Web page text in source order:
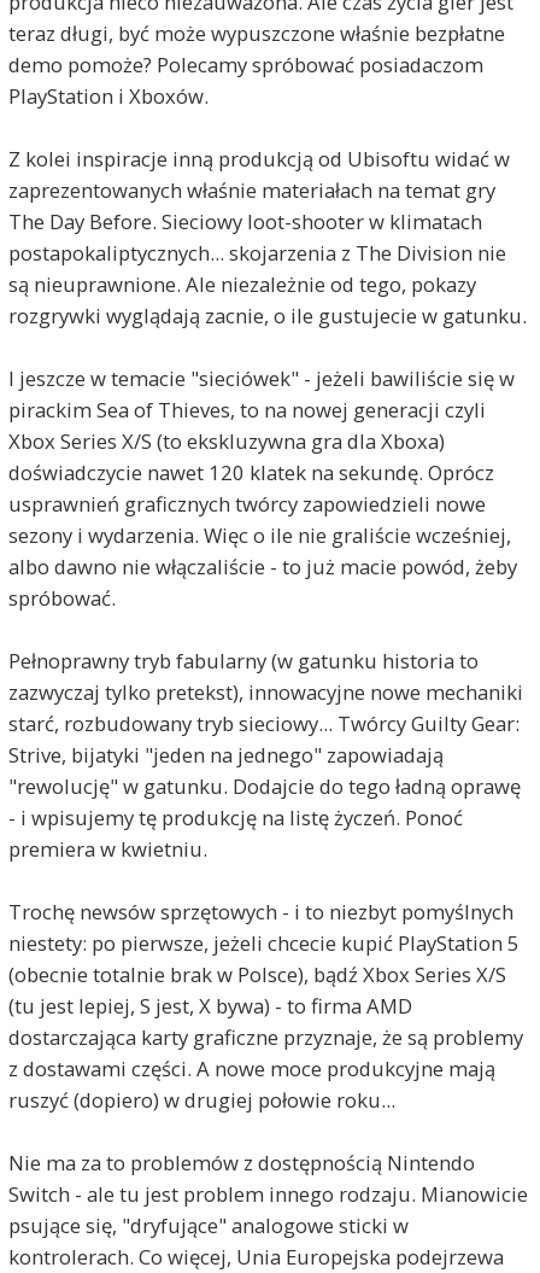
teraz długi, być może wypuszczone właśnie bezpłatne
demo pomoże? Polecamy spróbować posiadaczom
PlayStation i Xboxów.
Z kolei inspiracje inną produkcją od Ubisoftu widać w
zaprezentowanych właśnie materiałach na temat gry
The Day Before. Sieciowy loot-shooter w klimatach
postapokaliptycznych... skojarzenia z The Division nie
są nieuprawnione. Ale niezależnie od tego, pokazy
rozgrywki wyglądają zacnie, o ile gustujecie w gatunku.
I jeszcze w temacie "sieciówek" - jeżeli bawiliście się w
pirackim Sea of Thieves, to na nowej generacji czyli
Xbox Series X/S (to ekskluzywna gra dla Xboxa)
doświadczycie nawet 120 klatek na sekundę. Oprócz
usprawnień graficznych twórcy zapowiedzieli nowe
sezony i wydarzenia. Więc o ile nie graliście wcześniej,
albo dawno nie włączaliście - to już macie powód, żeby
spróbować.
Pełnoprawny tryb fabularny (w gatunku historia to
zazwyczaj tylko pretekst), innowacyjne nowe mechaniki
starć, rozbudowany tryb sieciowy... Twórcy Guilty Gear:
Strive, bijatyki "jeden na jednego" zapowiadają
"rewolucję" w gatunku. Dodajcie do tego ładną oprawę
- i wpisujemy tę produkcję na listę życzeń. Ponoć
premiera w kwietniu.
Trochę newsów sprzętowych - i to niezbyt pomyślnych
niestety: po pierwsze, jeżeli chcecie kupić PlayStation 5
(obecnie totalnie brak w Polsce), bądź Xbox Series X/S
(tu jest lepiej, S jest, X bywa) - to firma AMD
dostarczająca karty graficzne przyznaje, że są problemy
z dostawami części. A nowe moce produkcyjne mają
ruszyć (dopiero) w drugiej połowie roku...
Nie ma za to problemów z dostępnością Nintendo
Switch - ale tu jest problem innego rodzaju. Mianowicie
psujące się, "dryfujące" analogowe sticki w
kontrolerach. Co więcej, Unia Europejska podejrzewa